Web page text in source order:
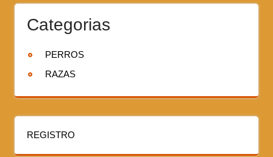
Categorias
PERROS
RAZAS
REGISTRO